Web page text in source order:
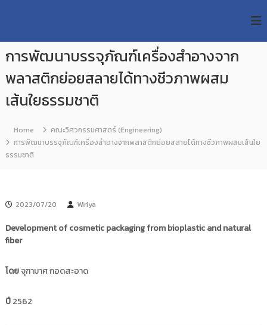
p
T
T
R
e
e
a
r
R
p
o
i
o
ท
า
ลั
ย
ค
โ
น
ร
ม
ง
ธั
บุ
รี
การพัฒนาบรรจุภัณฑ์เครื่องสำอางจาก
พลาสติกย่อยสลายได้ทางชีวภาพผสม
เส้นใยธรรมชาติ
Home
คณะวิศวกรรมศาสตร์ (Engineering)
การพัฒนาบรรจุภัณฑ์เครื่องสำอางจากพลาสติกย่อยสลายได้ทางชีวภาพผสมเส้นใย
ธรรมชาติ
2023/07/20 Wiriya
Development of cosmetic packaging from bioplastic and natural
fiber
โดยจุฑามาศ กอดสะอาด
ปี2562